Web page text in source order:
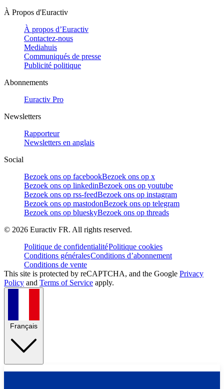
À Propos d'Euractiv
À propos d’Euractiv
Contactez-nous
Mediahuis
Communiqués de presse
Publicité politique
Abonnements
Euractiv Pro
Newsletters
Rapporteur
Newsletters en anglais
Social
Bezoek ons op facebookBezoek ons op x
Bezoek ons op linkedinBezoek ons op youtube
Bezoek ons op rss-feedBezoek ons op instagram
Bezoek ons op mastodonBezoek ons op telegram
Bezoek ons op blueskyBezoek ons op threads
© 2026 Euractiv FR. All rights reserved.
Politique de confidentialitéPolitique cookies
Conditions généralesConditions d’abonnement
Conditions de vente
This site is protected by reCAPTCHA, and the Google Privacy
Policy and Terms of Service apply.
Français